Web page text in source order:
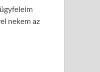
nekem az